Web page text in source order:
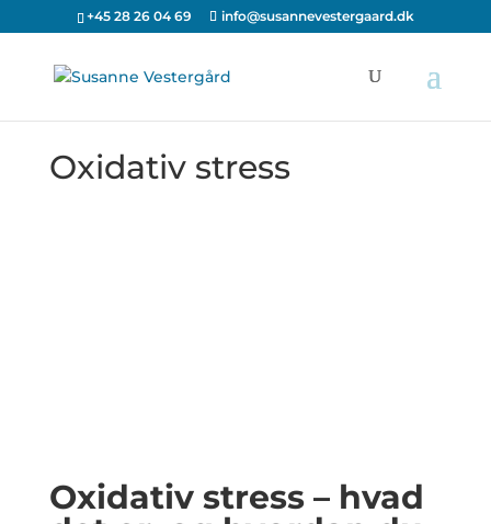
+45 28 26 04 69 info@susannevestergaard.dk
Oxidativ stress
Oxidativ stress – hvad